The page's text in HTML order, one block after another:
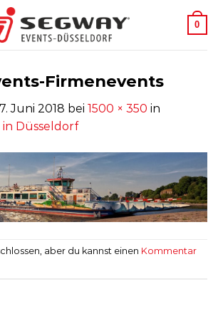
0
Firmenevents
Juni 2018 bei 1500 × 350 in
Düsseldorf
aber du kannst einen Kommentar